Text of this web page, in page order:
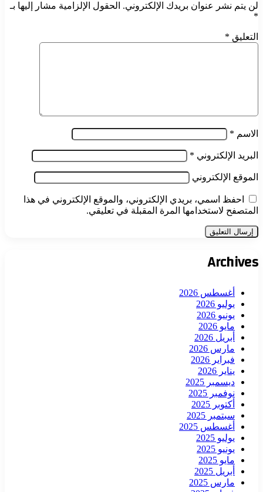
لن يتم نشر عنوان بريدك الإلكتروني. الحقول الإلزامية مشار إليها بـ
*
التعليق *
الاسم *
البريد الإلكتروني *
الموقع الإلكتروني
احفظ اسمي، بريدي الإلكتروني، والموقع الإلكتروني في هذا
المتصفح لاستخدامها المرة المقبلة في تعليقي.
Archives
أغسطس 2026
يوليو 2026
يونيو 2026
مايو 2026
أبريل 2026
مارس 2026
فبراير 2026
يناير 2026
ديسمبر 2025
نوفمبر 2025
أكتوبر 2025
سبتمبر 2025
أغسطس 2025
يوليو 2025
يونيو 2025
مايو 2025
أبريل 2025
مارس 2025